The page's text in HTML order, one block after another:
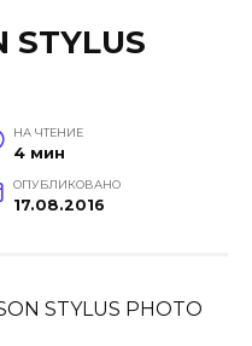
STYLUS
НА ЧТЕНИЕ
4 мин
ОПУБЛИКОВАНО
17.08.2016
STYLUS PHOTO